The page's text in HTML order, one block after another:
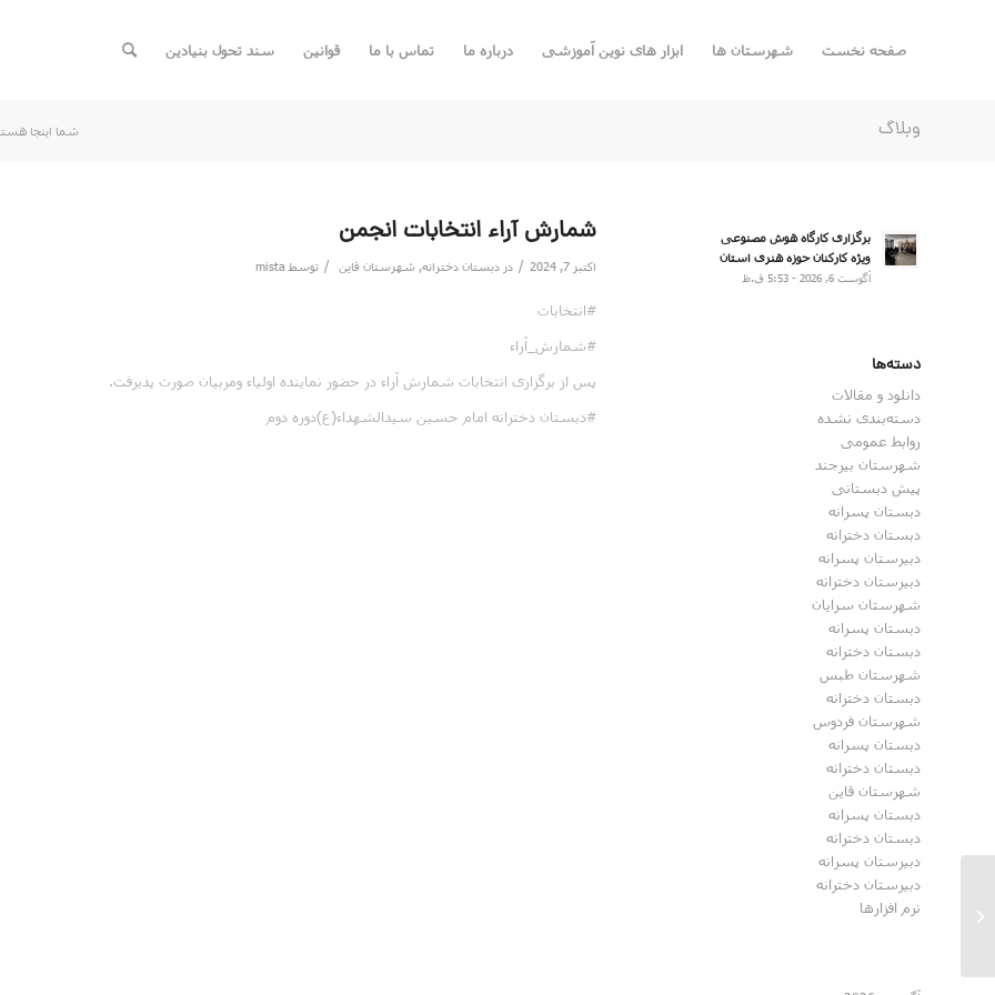
صفحه نخست شهرستان ها ابزار های نوین آموزشی درباره ما تماس با ما قوانین سند تحول بنیادین
وبلاگ شما اینجا
شمارش آراء انتخابات انجمن
اکتبر 7, 2024 / در دبستان دخترانه, شهرستان قاین / توسط mista
#انتخابات
#شمارش_آراء
پس از برگزاری انتخابات شمارش آراء در حضور نماینده اولیاء ومربیان صورت پذیرفت.
#دبستان دخترانه امام حسین سیدالشهداء(ع)دوره دوم
برگزاری کارگاه هوش مصنوعی
ویژه کارکنان حوزه هنری استان
آگوست 6, 2026 - 5:53 ق.ظ
دسته‌ها
دانلود و مقالات
دسته‌بندی نشده
روابط عمومی
شهرستان بیرجند
پیش دبستانی
دبستان پسرانه
دبستان دخترانه
دبیرستان پسرانه
دبیرستان دخترانه
شهرستان سرایان
دبستان پسرانه
دبستان دخترانه
شهرستان طبس
دبستان دخترانه
شهرستان فردوس
دبستان پسرانه
دبستان دخترانه
شهرستان قاین
دبستان پسرانه
دبستان دخترانه
دبیرستان پسرانه
دبیرستان دخترانه
نرم افزارها